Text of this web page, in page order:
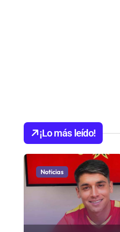
¡Lo más leído!
Noticias